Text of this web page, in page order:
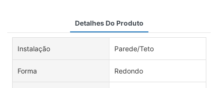
Detalhes Do Produto
Instalação Parede/Teto
Forma Redondo